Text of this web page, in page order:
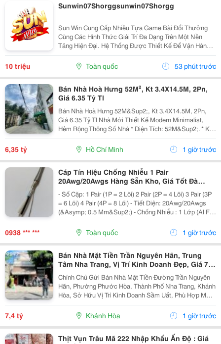
Sunwin07Shorggsunwin07Shorgg
Sun Win Cung Cấp Nhiều Tựa Game Bài Đổi Thưởng
Cùng Các Hình Thức Giải Trí Đa Dạng Trên Một Nền
Tảng Hiện Đại. Hệ Thống Được Thiết Kế Để Vận Hành
Ổn Định, Truy Cập Nhanh Và Tương Thích Với Nhiều
Thiết Bị. Bên Cạnh Đó, Các Tính Năng Bảo Mật Cũng
Được...
10 triệu Toàn quốc 53 phút trước
Bán Nhà Hoà Hưng 52M², Kt 3.4X14.5M, 2Pn,
Giá 6.35 Tỷ Tl
Bán Nhà Hoà Hưng 52M&Sup2;, Kt 3.4X14.5M, 2Pn,
Giá 6.35 Tỷ Tl Nhà Mới Thiết Kế Modern Minimalist,
Hẻm Rộng Thông Số Nhà * Diện Tích: 52M&Sup2;. * Kt:
3.4M X 14.5M. * Kết Cấu: 1 Trệt 1 Lầu. * Chủ Hỗ Trợ
Hoàn Thiện Thêm 1 Phòng Ngủ Trước Khi Bàn...
6,35 tỷ Hồ Chí Minh 1 giờ trước
Cáp Tín Hiệu Chống Nhiễu 1 Pair
20Awg/20Awgs Hàng Sẵn Kho, Giá Tốt Đà
Nẵng, Huế
- Số Cặp: 1 Pair (1P = 2 Lõi) 2 Pair (2P = 4 Lõi) 3 Pair (3P
= 6 Lõi) 4 Pair (4P = 8 Lõi) - Tiết Diện: 20Awg/20Awgs
(&Asymp; 0.5 Mm&Sup2;) - Chống Nhiễu : 1 Lớp (Al Foil
)/ 2 Lớp Chống Nhiễu (Al Foil + Lớp Lưới Chống Nhiễu) -
Vật Liệu: Đồng...
0938 *** *** Toàn quốc 1 giờ trước
Bán Nhà Mặt Tiền Trần Nguyên Hãn, Trung
Tâm Nha Trang, Vị Trí Kinh Doanh Đẹp, Giá 7,4
Tỷ
Chính Chủ Gửi Bán Nhà Mặt Tiền Đường Trần Nguyên
Hãn, Phường Phước Hòa, Thành Phố Nha Trang, Khánh
Hòa, Sở Hữu Vị Trí Kinh Doanh Sầm Uất, Phù Hợp Mở
Cửa Hàng, Văn Phòng, Showroom Hoặc Đầu Tư Cho
Thuê Lâu Dài. Thông Tin Chi Tiết. - Địa Chỉ: Số...
7,4 tỷ Khánh Hòa 1 giờ trước
Thịt Vụn Trâu Mã 222 Nhập Khẩu Ấn Độ : Giá